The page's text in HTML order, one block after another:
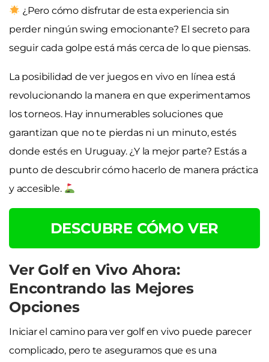
¿Pero cómo disfrutar de esta experiencia sin
perder ningún swing emocionante? El secreto para
seguir cada golpe está más cerca de lo que piensas.
La posibilidad de ver juegos en vivo en línea está
revolucionando la manera en que experimentamos
los torneos. Hay innumerables soluciones que
garantizan que no te pierdas ni un minuto, estés
donde estés en Uruguay. ¿Y la mejor parte? Estás a
punto de descubrir cómo hacerlo de manera práctica
y accesible.
DESCUBRE CÓMO VER
Ver Golf en Vivo Ahora:
Encontrando las Mejores
Opciones
Iniciar el camino para ver golf en vivo puede parecer
complicado, pero te aseguramos que es una